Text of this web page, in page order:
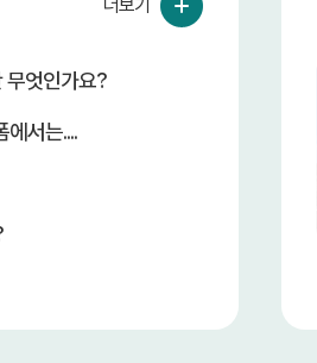
무엇인가요?
서는....
더보기